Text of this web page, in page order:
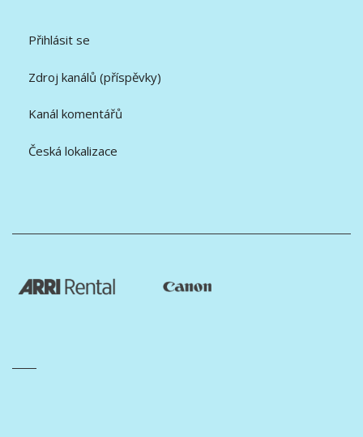
Přihlásit se
Zdroj kanálů (příspěvky)
Kanál komentářů
Česká lokalizace